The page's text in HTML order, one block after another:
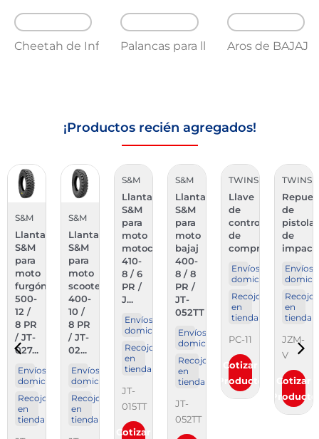
Cheetah de InfladoPalancas para llantaAros de BAJAJ
¡Productos recién agregados!
S&M
Llanta
S&M
para
moto
scooter
400-
10 /
8 PR
/ JT-
02...
Envíos a
domicilio
Recojo
en
tienda
S&M
Llanta
para
moto
motocicleta
410-
8 / 6
PR /
J...
Envíos a
domicilio
Recojo
tienda
015TT
S&M
Llanta
S&M
para
moto
bajaj
400-
8 / 8
PR /
JT-
Envíos a
domicilio
Recojo
en
JT-
052TT
TWINS
Llave
de
control
de
compresora
Envíos a
domicilio
Recojo
en
tienda
PC-11
Cotizar
Producto
TWINS
Repuesto
de
pistola
de
impacto
Envíos a
domicilio
Recojo
en
tienda
JZM-
V
Cotizar
Producto
TWINS
Pasta
de
Envíos
Recojo
en
JTWS-
Cotizar
Producto